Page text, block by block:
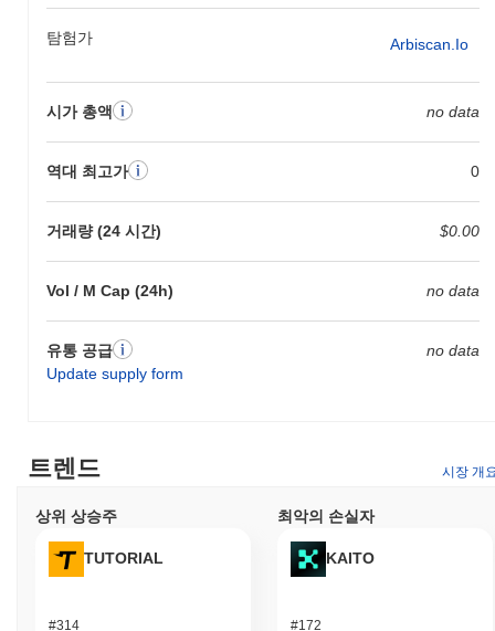
탐험가 Arbiscan.io
시가 총액 no data
역대 최고가 0
거래량 (24 시간) $0.00
Vol / M Cap (24h) no data
유통 공급
Update supply form
no data
트렌드 시장 개
상위 상승주
TUTORIAL
#314
최악의 손실자
KAITO
#172